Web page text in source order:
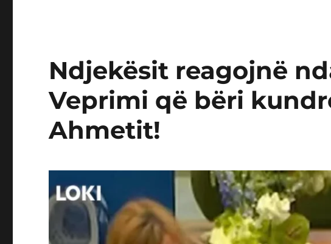
Ndjekësit reagojnë
Veprimi që bëri
Ahmetit!